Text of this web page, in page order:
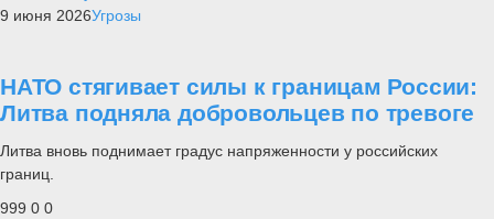
9 июня 2026Угрозы
НАТО стягивает силы к границам России:
Литва подняла добровольцев по тревоге
Литва вновь поднимает градус напряженности у российских
границ.
999 0 0